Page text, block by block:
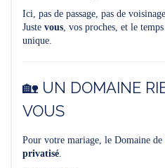
Ici, pas de passage, pas de
Juste vous, vos proches, et le
unique.
🏡 UN DOMAINE
VOUS
Pour votre mariage, le Domaine de
privatisé.